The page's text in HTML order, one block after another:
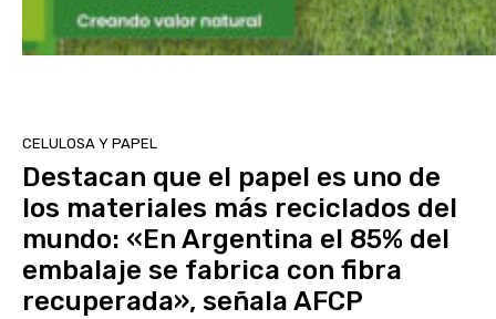
CELULOSA Y PAPEL
Destacan que el papel es uno de
los materiales más reciclados del
mundo: «En Argentina el 85% del
embalaje se fabrica con fibra
recuperada», señala AFCP